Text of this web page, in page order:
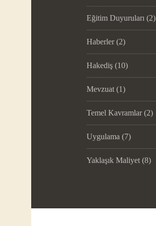
Eğitim Duyuruları (2)
Haberler(2)
Hakediş (10)
Mevzuat (1)
Temel Kavramlar(2)
Uygulama (7)
Yaklaşık Maliyet (8)